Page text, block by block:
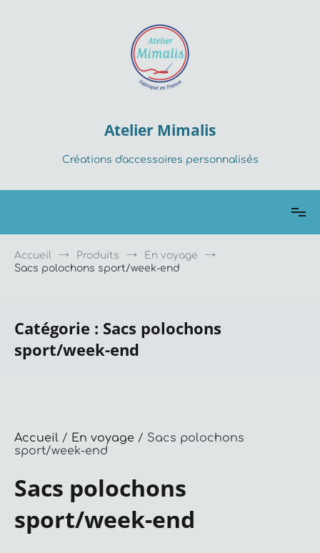
Atelier Mimalis
Créations d'accessoires personnalisés
Accueil Produits
En voyage
Sacs polochons sport/week-end
Catégorie : Sacs polochons
sport/week-end
Accueil / En voyage / Sacs polochons
sport/week-end
Sacs polochons
sport/week-end